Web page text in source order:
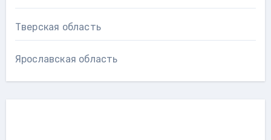
Тверская область
Ярославская область